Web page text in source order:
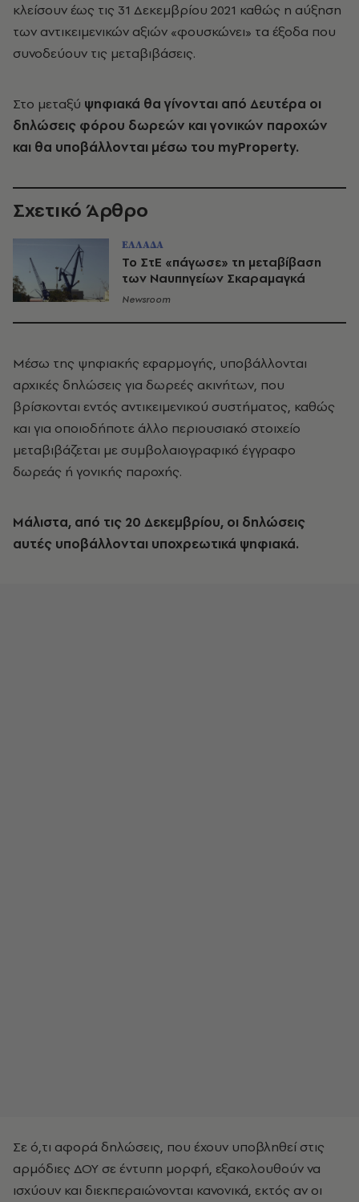
κλείσουν έως τις 31 Δεκεμβρίου 2021 καθώς η αύξηση
των αντικειμενικών αξιών «φουσκώνει» τα έξοδα που
συνοδεύουν τις μεταβιβάσεις.
Στο μεταξύ ψηφιακά θα γίνονται από Δευτέρα οι
δηλώσεις φόρου δωρεών και γονικών παροχών
και θα υποβάλλονται μέσω του myProperty.
Σχετικό Άρθρο
ΕΛΛΑΔΑ
Το ΣτΕ «πάγωσε» τη μεταβίβαση
των Ναυπηγείων Σκαραμαγκά
Newsroom
Μέσω της ψηφιακής εφαρμογής, υποβάλλονται
αρχικές δηλώσεις για δωρεές ακινήτων, που
βρίσκονται εντός αντικειμενικού συστήματος, καθώς
και για οποιοδήποτε άλλο περιουσιακό στοιχείο
μεταβιβάζεται με συμβολαιογραφικό έγγραφο
δωρεάς ή γονικής παροχής.
Μάλιστα, από τις 20 Δεκεμβρίου, οι δηλώσεις
αυτές υποβάλλονται υποχρεωτικά ψηφιακά.
Σε ό,τι αφορά δηλώσεις, που έχουν υποβληθεί στις
αρμόδιες ΔΟΥ σε έντυπη μορφή, εξακολουθούν να
ισχύουν και διεκπεραιώνονται κανονικά, εκτός αν οι